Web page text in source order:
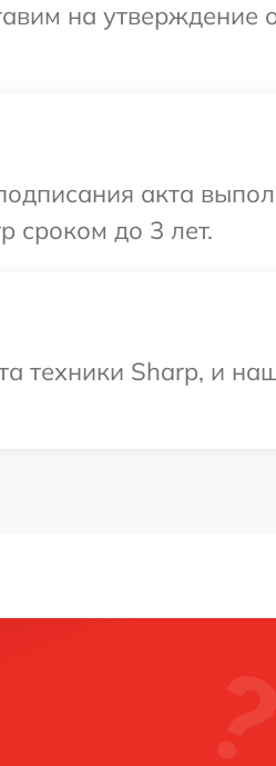
на утверждение
акта
сроком до 3 лет.
Sharp, и наш